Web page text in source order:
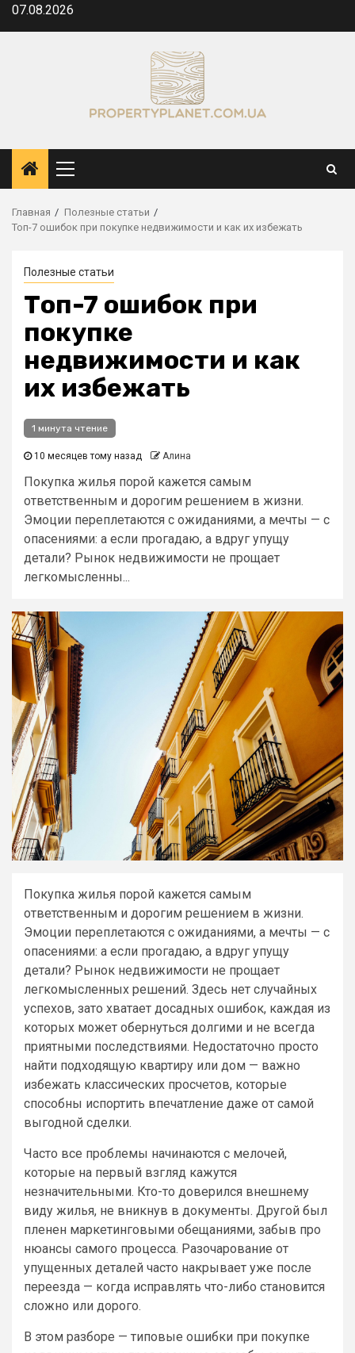
Перейти
07.08.2026
Основное
меню
Главная
Полезные статьи
Топ-7 ошибок при покупке недвижимости и как их избежать
Полезные статьи
Топ-7 ошибок при
покупке
недвижимости и как
их избежать
1 минута чтение
10 месяцев тому назад Алина
Покупка жилья порой кажется самым
ответственным и дорогим решением в жизни.
Эмоции переплетаются с ожиданиями, а мечты — с
опасениями: а если прогадаю, а вдруг упущу
детали? Рынок недвижимости не прощает
легкомысленны...
Покупка жилья порой кажется самым
ответственным и дорогим решением в жизни.
Эмоции переплетаются с ожиданиями, а мечты — с
опасениями: а если прогадаю, а вдруг упущу
детали? Рынок недвижимости не прощает
легкомысленных решений. Здесь нет случайных
успехов, зато хватает досадных ошибок, каждая из
которых может обернуться долгими и не всегда
приятными последствиями. Недостаточно просто
найти подходящую квартиру или дом — важно
избежать классических просчетов, которые
способны испортить впечатление даже от самой
выгодной сделки.
Часто все проблемы начинаются с мелочей,
которые на первый взгляд кажутся
незначительными. Кто-то доверился внешнему
виду жилья, не вникнув в документы. Другой был
пленен маркетинговыми обещаниями, забыв про
нюансы самого процесса. Разочарование от
упущенных деталей часто накрывает уже после
переезда — когда исправлять что-либо становится
сложно или дорого.
В этом разборе — типовые ошибки при покупке